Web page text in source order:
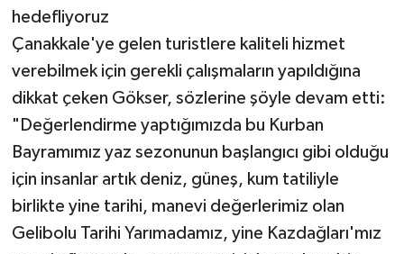
hedefliyoruz
Çanakkale'ye gelen turistlere kaliteli hizmet
verebilmek için gerekli çalışmaların yapıldığına
dikkat çeken Gökser, sözlerine şöyle devam etti:
"Değerlendirme yaptığımızda bu Kurban
Bayramımız yaz sezonunun başlangıcı gibi olduğu
için insanlar artık deniz, güneş, kum tatiliyle
birlikte yine tarihi, manevi değerlerimiz olan
Gelibolu Tarihi Yarımadamız, yine Kazdağları'mız